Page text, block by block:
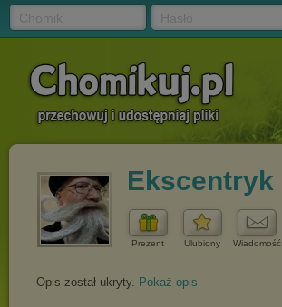
Ekscentryk
Prezent Ulubiony Wiadomość
Opis został ukryty. Pokaż opis